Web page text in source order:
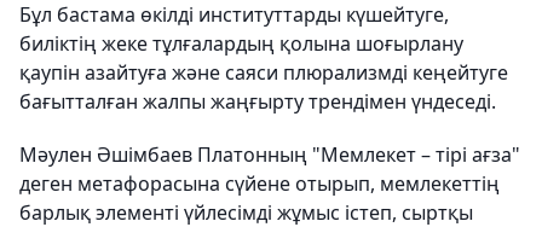
Бұл бастама өкілді институттарды күшейтуге,
биліктің жеке тұлғалардың қолына шоғырлану
қаупін азайтуға және саяси плюрализмді кеңейтуге
бағытталған жалпы жаңғырту трендімен үндеседі.
Мәулен Әшімбаев Платонның "Мемлекет – тірі ағза"
деген метафорасына сүйене отырып, мемлекеттің
барлық элементі үйлесімді жұмыс істеп, сыртқы